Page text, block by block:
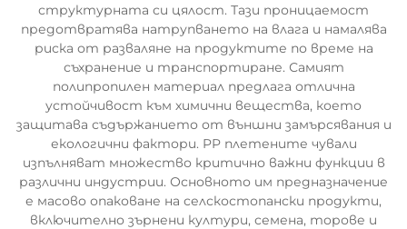
структурната си цялост. Тази проницаемост
предотвратява натрупването на влага и намалява
риска от разваляне на продуктите по време на
съхранение и транспортиране. Самият
полипропилен материал предлага отлична
устойчивост към химични вещества, което
защитава съдържанието от външни замърсявания и
екологични фактори. PP плетените чували
изпълняват множество критично важни функции в
различни индустрии. Основното им предназначение
е масово опаковане на селскостопански продукти,
включително зърнени култури, семена, торове и